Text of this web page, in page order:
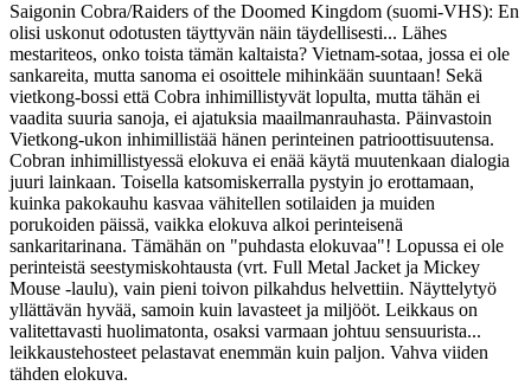
Saigonin Cobra/Raiders of the Doomed Kingdom (suomi-VHS): En
olisi uskonut odotusten täyttyvän näin täydellisesti... Lähes
mestariteos, onko toista tämän kaltaista? Vietnam-sotaa, jossa ei ole
sankareita, mutta sanoma ei osoittele mihinkään suuntaan! Sekä
vietkong-bossi että Cobra inhimillistyvät lopulta, mutta tähän ei
vaadita suuria sanoja, ei ajatuksia maailmanrauhasta. Päinvastoin
Vietkong-ukon inhimillistää hänen perinteinen patrioottisuutensa.
Cobran inhimillistyessä elokuva ei enää käytä muutenkaan dialogia
juuri lainkaan. Toisella katsomiskerralla pystyin jo erottamaan,
kuinka pakokauhu kasvaa vähitellen sotilaiden ja muiden
porukoiden päissä, vaikka elokuva alkoi perinteisenä
sankaritarinana. Tämähän on "puhdasta elokuvaa"! Lopussa ei ole
perinteistä seestymiskohtausta (vrt. Full Metal Jacket ja Mickey
Mouse ‑laulu), vain pieni toivon pilkahdus helvettiin. Näyttelytyö
yllättävän hyvää, samoin kuin lavasteet ja miljööt. Leikkaus on
valitettavasti huolimatonta, osaksi varmaan johtuu sensuurista...
leikkaustehosteet pelastavat enemmän kuin paljon. Vahva viiden
tähden elokuva.